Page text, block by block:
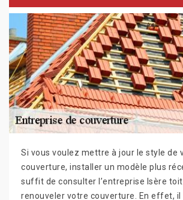
Si vous voulez mettre à jour le style de
couverture, installer un modèle plus
suffit de consulter l’entreprise Isère
renouveler votre couverture. En effet,